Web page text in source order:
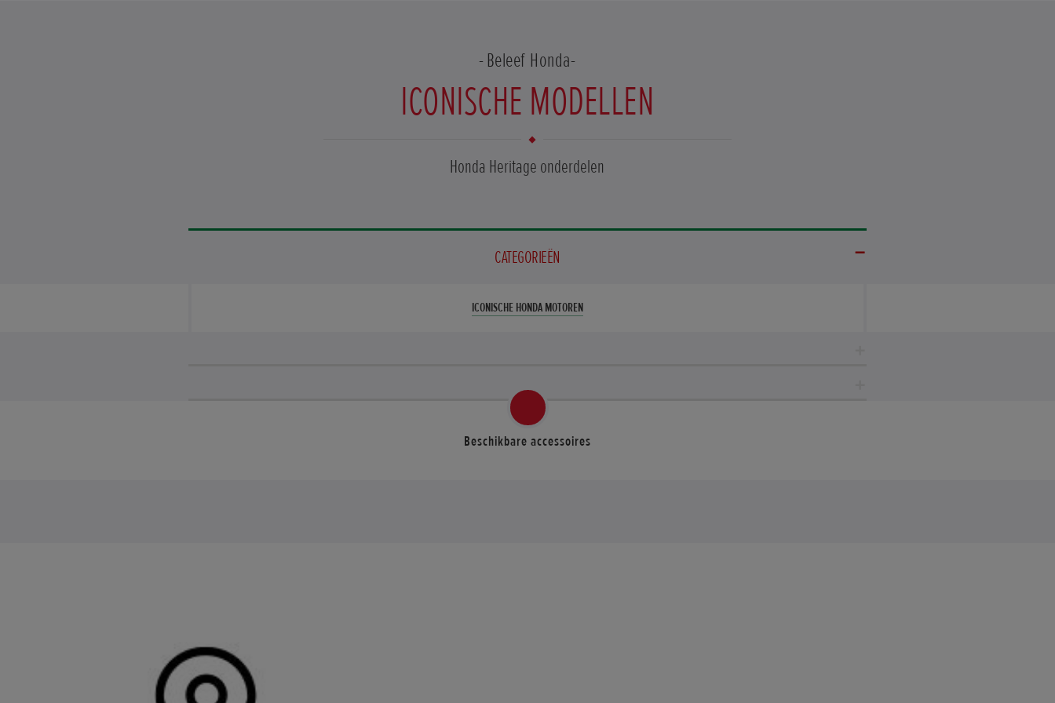
Beleef Honda
ICONISCHE MODELLEN
Honda Heritage onderdelen
CATEGORIEËN
ICONISCHE HONDA MOTOREN
Beschikbare accessoires